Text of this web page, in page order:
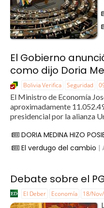
El Gobierno
como dijo Doria
Bolivia Verifica Seguridad
El Ministro de Economía
aproximadamente
presidencial por la alianza
DORIA MEDINA HIZO
El verdugo del cambio |
Debate sobre el
El Deber Economía 18/